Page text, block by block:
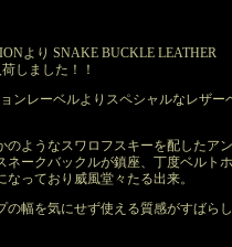
より SNAKE BUCKLE LEATHER
しました！！
ンレーベルよりスペシャルなレザー
のようなスワロフスキーを配したア
ネークバックルが鎮座、丁度ベルト
っており威風堂々たる出来。
の幅を気にせず使える質感がすばら